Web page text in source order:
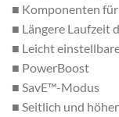
■ Komponenten
■ Längere Laufzeit
■ Leicht
■ PowerBoost
■ SavE™-Modus
■ Seitlich und